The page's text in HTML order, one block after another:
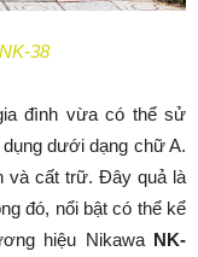
38
đình vừa có thể sử
dưới dạng chữ A.
và cất trữ. Đây quả là
đó, nổi bật có thể kể
hiệu Nikawa NK-